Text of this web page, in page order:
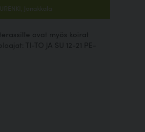
Janakkala
ovat myös koirat
TI-TO JA SU 12-21 PE-